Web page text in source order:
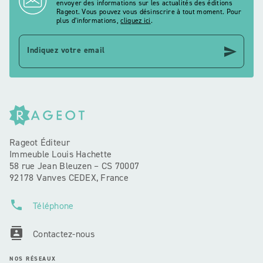
envoyer des informations sur les actualités des éditions
Rageot. Vous pouvez vous désinscrire à tout moment. Pour
plus d’informations,cliquez ici.
Indiquez votre email send
Rageot Éditeur
Immeuble Louis Hachette
58 rue Jean Bleuzen – CS 70007
92178 Vanves CEDEX, France
phone Téléphone
contacts Contactez-nous
NOS RÉSEAUX